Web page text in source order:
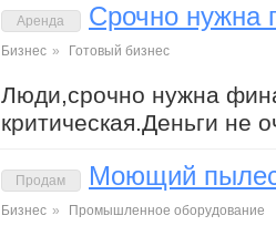
Аренда Срочно нужна
Бизнес » Готовый бизнес
Люди,срочно нужна
критическая.Деньги
Продам Моющий
Бизнес » Промышленное оборудование